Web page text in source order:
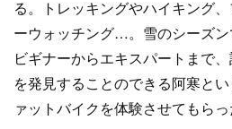
る。トレッキングやハイキング
ーウォッチング…。雪のシーズン
ビギナーからエキスパートまで
を発見することのできる阿寒と
ァットバイクを体験させてもらっ